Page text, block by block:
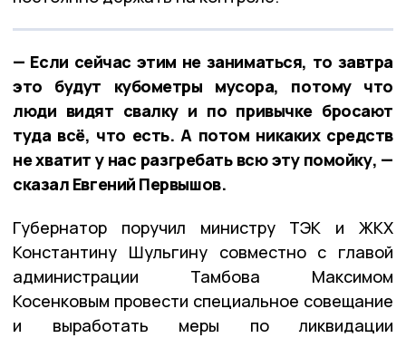
— Если сейчас этим не заниматься, то завтра
это будут кубометры мусора, потому что
люди видят свалку и по привычке бросают
туда всё, что есть. А потом никаких средств
не хватит у нас разгребать всю эту помойку, —
сказал Евгений Первышов.
Губернатор поручил министру ТЭК и ЖКХ
Константину Шульгину совместно с главой
администрации Тамбова Максимом
Косенковым провести специальное совещание
и выработать меры по ликвидации